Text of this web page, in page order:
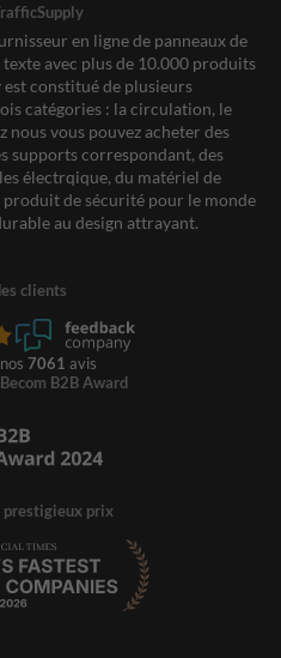
en ligne de panneaux de
avec plus de 10.000 produits
constitué de plusieurs
catégories : la circulation, le
nous vous pouvez acheter des
supports correspondant, des
électrqique, du matériel de
produit de sécurité pour le monde
au design attrayant.
clients
7061 avis
B2B Award
prestigieux prix